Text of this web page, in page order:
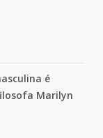
é
Marilyn